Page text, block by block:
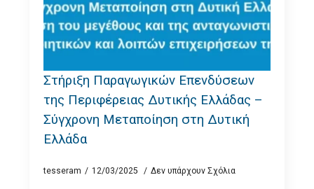
Στήριξη Παραγωγικών Επενδύσεων
της Περιφέρειας Δυτικής Ελλάδας –
Σύγχρονη Μεταποίηση στη Δυτική
Ελλάδα
tesseram 12/03/2025 Δεν υπάρχουν Σχόλια